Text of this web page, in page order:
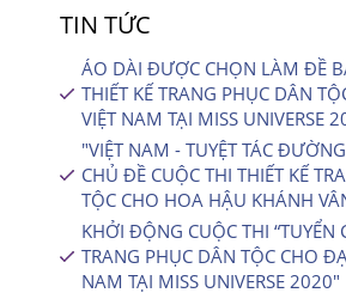
TIN TỨC
ÁO DÀI ĐƯỢC CHỌN LÀM ĐỀ
THIẾT KẾ TRANG PHỤC DÂN
VIỆT NAM TẠI MISS UNIVERSE
"VIỆT NAM - TUYỆT TÁC
CHỦ ĐỀ CUỘC THI THIẾT KẾ
TỘC CHO HOA HẬU KHÁNH
KHỞI ĐỘNG CUỘC THI “TUYỂN
TRANG PHỤC DÂN TỘC CHO
NAM TẠI MISS UNIVERSE 2020″